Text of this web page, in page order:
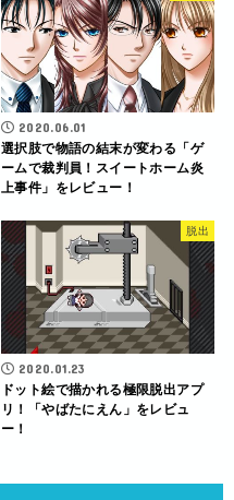
2020.06.01
選択肢で物語の結末が変わる「ゲ
ームで裁判員！スイートホーム炎
上事件」をレビュー！
脱出
2020.01.23
ドット絵で描かれる極限脱出アプ
リ！「やばたにえん」をレビュ
ー！